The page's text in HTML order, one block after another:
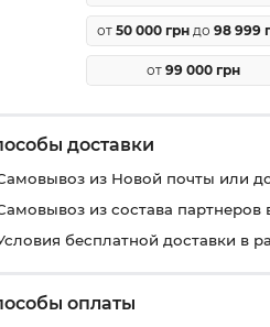
от 50 000 грн до 98 999
от 99 000 грн
доставки
из Новой почты или
из состава партнеров
бесплатной доставки в
оплаты